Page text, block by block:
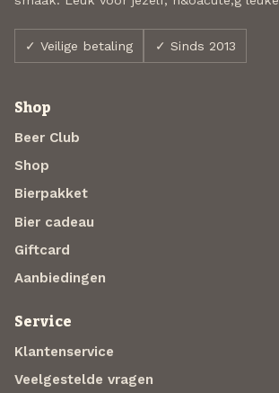
✓ Veilige betaling ✓ Sinds 2013
Shop
Beer Club
Shop
Bierpakket
Bier cadeau
Giftcard
Aanbiedingen
Service
Klantenservice
Veelgestelde vragen